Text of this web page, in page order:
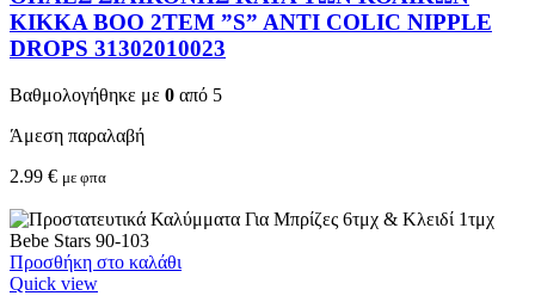
KIKKA BOO 2TEM ”S” ANTI COLIC NIPPLE
DROPS 31302010023
Βαθμολογήθηκε με 0 από 5
Άμεση παραλαβή
2.99 € με φπα
Προσθήκη στο καλάθι
Quick view